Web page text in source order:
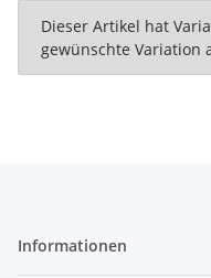
x
Dieser Artikel hat
gewünschte Variation
Informationen